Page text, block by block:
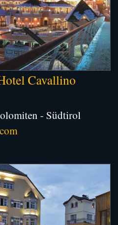
Cavallino
- Südtirol